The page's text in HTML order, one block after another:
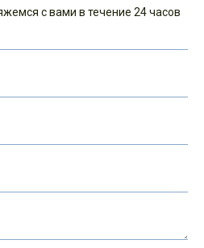
с вами в течение 24 часов